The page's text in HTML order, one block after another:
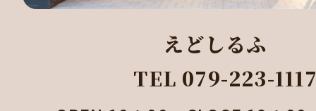
えどしるふ
TEL 079-223-